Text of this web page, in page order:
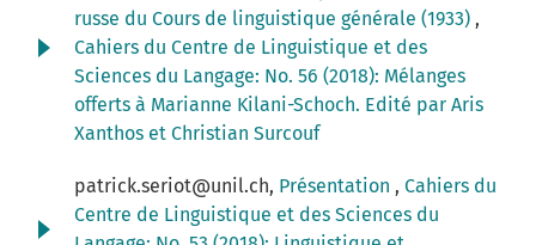
russe du Cours de linguistique générale (1933) ,
Cahiers du Centre de Linguistique et des
Sciences du Langage: No. 56 (2018): Mélanges
offerts à Marianne Kilani-Schoch. Edité par Aris
Xanthos et Christian Surcouf
patrick.seriot@unil.ch, Présentation , Cahiers du
Centre de Linguistique et des Sciences du